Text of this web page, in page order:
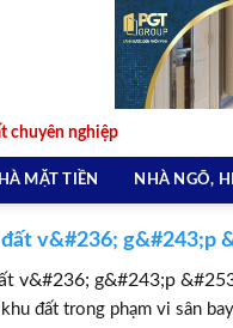
chuyên nghiệp
MẶT TIỀN NHÀ NGÕ,
v&#236; g&#243;p
đất trong phạm vi sân